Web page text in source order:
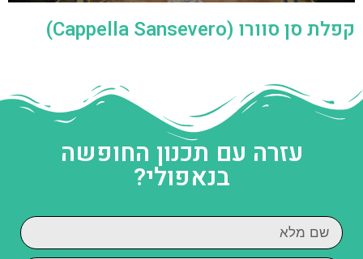
קפלת סן סוורו (Cappella Sansevero)
עזרה עם תכנון החופשה
בנאפולי?